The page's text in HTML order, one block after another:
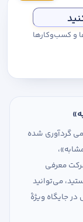
و کسب‌وکارها
گردآوری شده
معرفی
می‌توانید
جایگاه ویژهٔ